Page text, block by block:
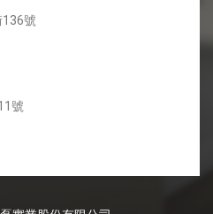
136號
號